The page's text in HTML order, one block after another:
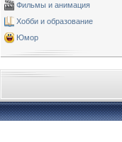
Фильмы и анимация
Хобби и образование
Юмор